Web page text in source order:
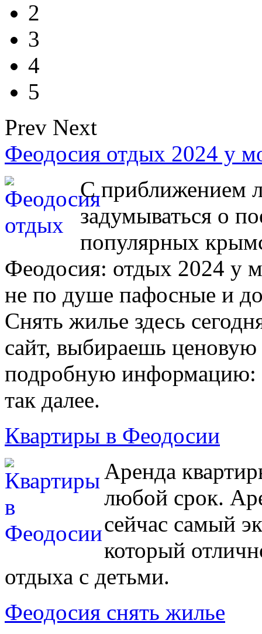
2
3
4
5
Prev Next
Феодосия отдых 2024 у
С приближением
задумываться о
популярных
Феодосия: отдых 2024 у
не по душе пафосные и
Снять жилье здесь
сайт, выбираешь
подробную информацию:
так далее.
Квартиры в Феодосии
Аренда
любой срок.
сейчас самый
который
отдыха с детьми.
Феодосия снять жилье